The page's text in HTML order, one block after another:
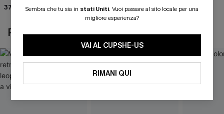
37,00 € 40,00 €
POTREBBE INTERESSARTI ANCHE
Sembra che tu sia in stati Uniti. Vuoi passare al sito locale per una
migliore esperienza?
VAI AL CUPSHE-US
RIMANI QUI